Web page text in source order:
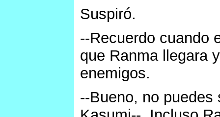
Suspiró.
--Recuerdo cuando
que Ranma llegara
enemigos.
--Bueno, no